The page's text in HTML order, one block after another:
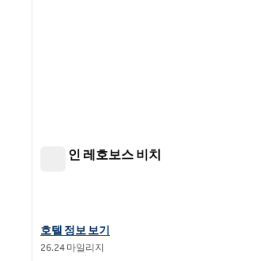
햄튼 인 레호보스 비치
햄튼 인 리호보스 비치의 호텔 정보 보기
호텔 정보 보기
26.24 마일리지